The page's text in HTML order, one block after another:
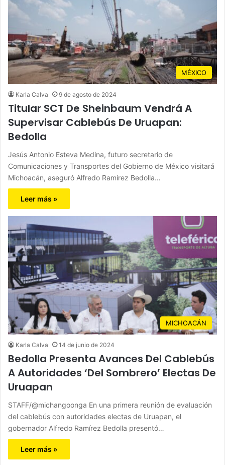
MÉXICO
Karla Calva 9 de agosto de 2024
Titular SCT De Sheinbaum Vendrá A
Supervisar Cablebús De Uruapan:
Bedolla
Jesús Antonio Esteva Medina, futuro secretario de
Comunicaciones y Transportes del Gobierno de México visitará
Michoacán, aseguró Alfredo Ramírez Bedolla…
Leer más »
MICHOACÁN
Karla Calva 14 de junio de 2024
Bedolla Presenta Avances Del Cablebús
A Autoridades ‘Del Sombrero’ Electas De
Uruapan
STAFF/@michangoonga En una primera reunión de evaluación
del cablebús con autoridades electas de Uruapan, el
gobernador Alfredo Ramírez Bedolla presentó…
Leer más »